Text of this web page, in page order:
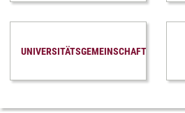
UNIVERSITÄTSGEMEINSCHAFT